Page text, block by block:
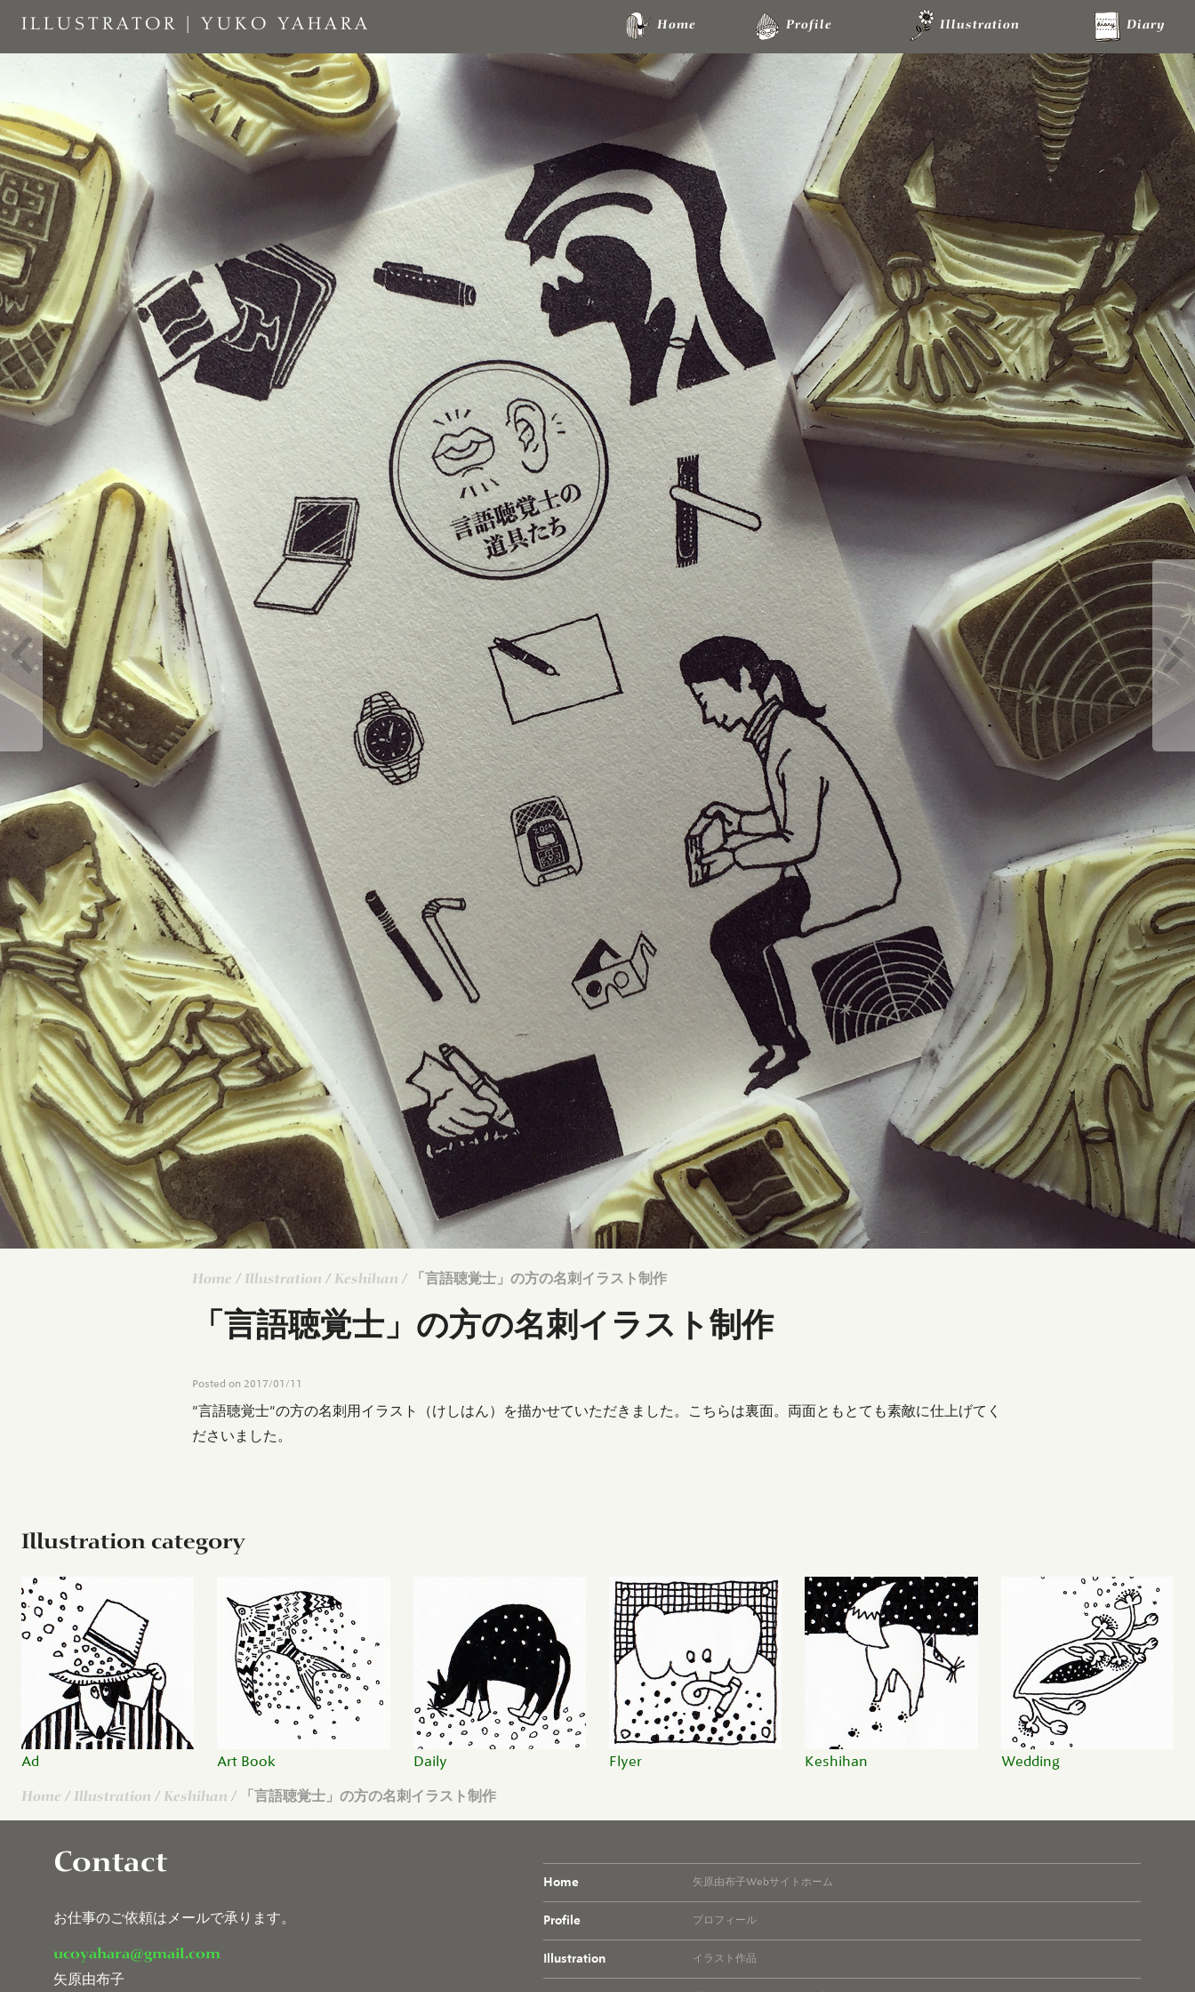
ILLUSTRATOR | YUKO YAHARA Home Profile Illustration Diary
Home / Illustration / Keshihan / 「言語聴覚士」の方の名刺イラスト制作
「言語聴覚士」の方の名刺イラスト制作
Posted on 2017/01/11
"言語聴覚士"の方の名刺用イラスト（けしはん）を描かせていただきました。こちらは裏面。両面ともとても素敵に仕上げてく
ださいました。
Illustration category
Ad Art Book Daily Flyer Keshihan Wedding
Home / Illustration / Keshihan / 「言語聴覚士」の方の名刺イラスト制作
Contact
お仕事のご依頼はメールで承ります。
ucoyahara@gmail.com
矢原由布子
Home 矢原由布子Webサイトホーム
Profile プロフィール
Illustration イラスト作品